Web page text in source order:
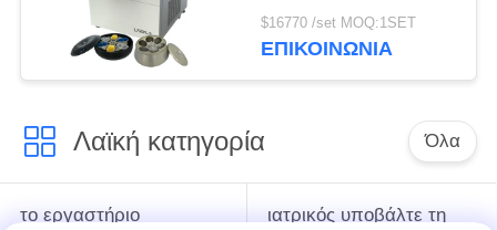
προηγμένη κατηγορία
l720r-3 σε
$16770 /set MOQ:1SET
ΕΠΙΚΟΙΝΩΝΊΑ
Λαϊκή κατηγορία Όλα
το εργαστήριο
ιατρικός υποβάλτε τη